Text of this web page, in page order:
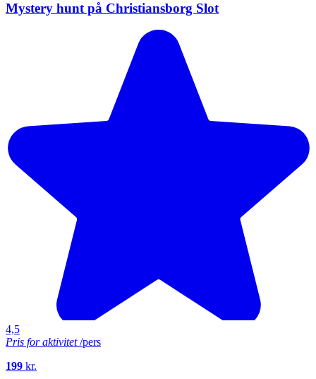
Mystery hunt på Christiansborg Slot
4,5
Pris for aktivitet/pers
199 kr.